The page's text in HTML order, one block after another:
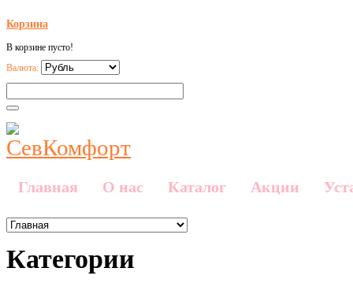
Корзина
В корзине пусто!
Валюта:
Главная О нас Каталог Акции
Категории